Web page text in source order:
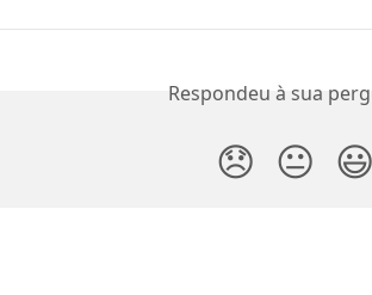
Respondeu à sua
😞 😐 😃